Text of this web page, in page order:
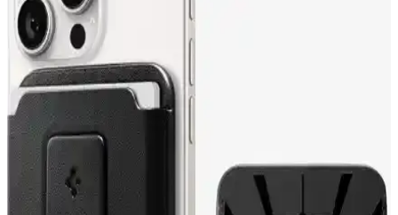
Kartlı Manyetik Cüzdan İnce ve Şık Tasarım
Spigen MagFit, iPhone ile uyumlu, vegan deri malzemeden
yapılmış, 3 kart tutma kapasitesi ve güçlü mıknatıs özellikleriyle
günlük kullanım için ideal şık ve hafif bir cüzdan.
Spigen MagFit Dashboard Araç İçi Telefon Tutucu
Güçlü Mıknatıs ve Pratik Kullanım
Spigen MagFit, güçlü mıknatıslar ve kolay montaj özellikleriyle
iPhone'lar için tasarlanmış dayanıklı araç içi telefon tutucusudur.
Uyumlu ve kullanışlı tasarımıyla sürüş güvenliğinizi artırır.